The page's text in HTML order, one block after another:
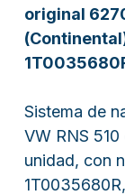
original
Sistema de
VW RNS
unidad, con